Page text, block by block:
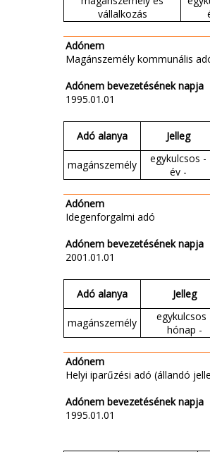
vállalkozás
Adónem
Magánszemély kommunális
Adónem bevezetésének napja
1995.01.01
Adó alanya Jelleg
magánszemély
egykulcsos -
év -
Adónem
Idegenforgalmi adó
Adónem bevezetésének napja
2001.01.01
Adó alanya Jelleg
magánszemély
egykulcsos
hónap -
Adónem
Helyi iparűzési adó (állandó
Adónem bevezetésének napja
1995.01.01